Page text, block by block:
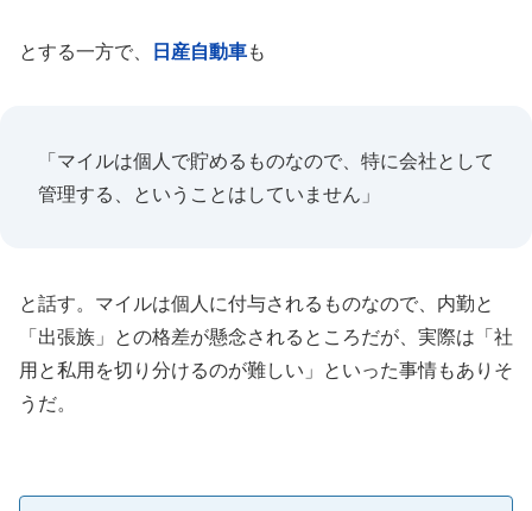
とする一方で、 日産自動車も
「マイルは個人で貯めるものなので、特に会社として
管理する、ということはしていません」
と話す。マイルは個人に付与されるものなので、内勤と
「出張族」との格差が懸念されるところだが、実際は「社
用と私用を切り分けるのが難しい」といった事情もありそ
うだ。